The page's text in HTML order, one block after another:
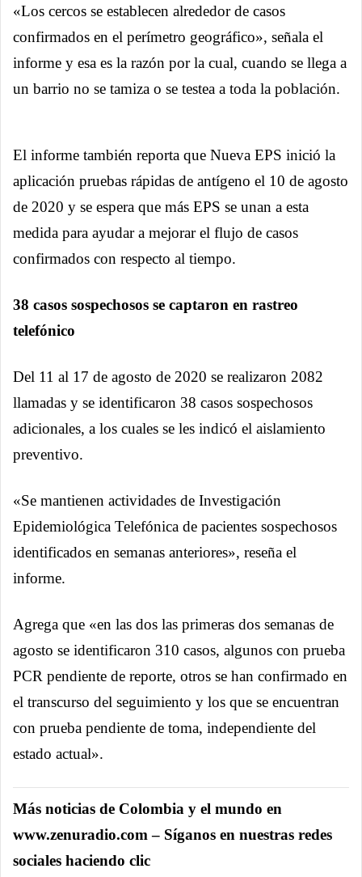
«Los cercos se establecen alrededor de casos
confirmados en el perímetro geográfico», señala el
informe y esa es la razón por la cual, cuando se llega a
un barrio no se tamiza o se testea a toda la población.
El informe también reporta que Nueva EPS inició la
aplicación pruebas rápidas de antígeno el 10 de agosto
de 2020 y se espera que más EPS se unan a esta
medida para ayudar a mejorar el flujo de casos
confirmados con respecto al tiempo.
38 casos sospechosos se captaron en rastreo
telefónico
Del 11 al 17 de agosto de 2020 se realizaron 2082
llamadas y se identificaron 38 casos sospechosos
adicionales, a los cuales se les indicó el aislamiento
preventivo.
«Se mantienen actividades de Investigación
Epidemiológica Telefónica de pacientes sospechosos
identificados en semanas anteriores», reseña el
informe.
Agrega que «en las dos las primeras dos semanas de
agosto se identificaron 310 casos, algunos con prueba
PCR pendiente de reporte, otros se han confirmado en
el transcurso del seguimiento y los que se encuentran
con prueba pendiente de toma, independiente del
estado actual».
Más noticias de Colombia y el mundo en
www.zenuradio.com – Síganos en nuestras redes
sociales haciendo clic